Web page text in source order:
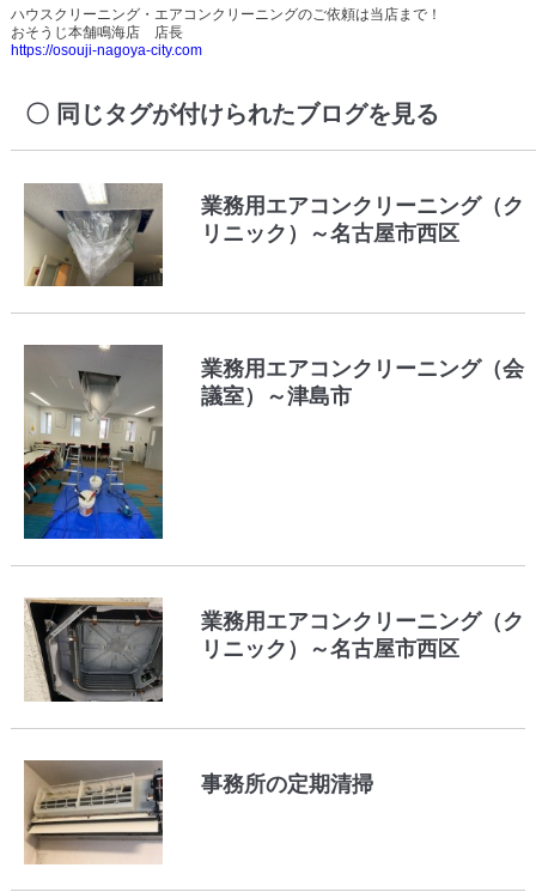
ハウスクリーニング・エアコンクリーニングのご依頼は当店まで！
おそうじ本舗鳴海店 店長
https://osouji-nagoya-city.com
同じタグが付けられたブログを見る
業務用エアコンクリーニング（ク
リニック）～名古屋市西区
業務用エアコンクリーニング（会
議室）～津島市
業務用エアコンクリーニング（ク
リニック）～名古屋市西区
事務所の定期清掃